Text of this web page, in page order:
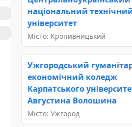
національний
університет
Місто: Кропивницький
Ужгородський
економічний коледж
Карпатського
Августина Волошина
Місто: Ужгород